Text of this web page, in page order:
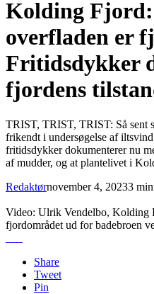
Kolding
overfladen er
Fritidsdykker
fjordens
TRIST, TRIST, TRIST: Så sent
frikendt i undersøgelse af
fritidsdykker dokumenterer nu
af mudder, og at plantelivet i
Redaktørnovember 4, 20233
Video: Ulrik Vendelbo, Kolding
fjordområdet ud for badebroen
Share
Tweet
Pin